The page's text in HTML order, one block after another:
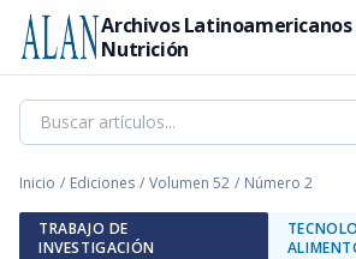
Archivos Latinoamericanos
Nutrición
Inicio / Ediciones / Volumen 52 / Número 2
TRABAJO DE
INVESTIGACIÓN